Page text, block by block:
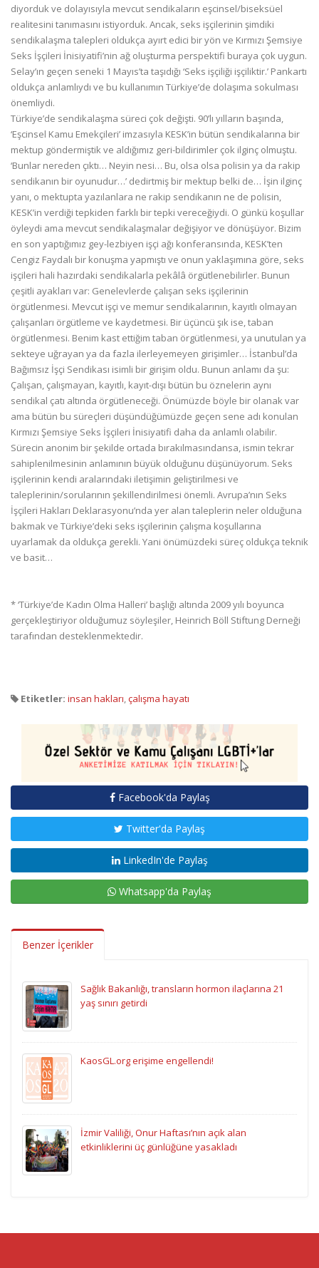
diyorduk ve dolayısıyla mevcut sendikaların eşcinsel/biseksüel
realitesini tanımasını istiyorduk. Ancak, seks işçilerinin şimdiki
sendikalaşma talepleri oldukça ayırt edici bir yön ve Kırmızı Şemsiye
Seks İşçileri İnisiyatifi’nin ağ oluşturma perspektifi buraya çok uygun.
Selay’ın geçen seneki 1 Mayıs’ta taşıdığı ‘Seks işçiliği işçiliktir.’ Pankartı
oldukça anlamlıydı ve bu kullanımın Türkiye’de dolaşıma sokulması
önemliydi.
Türkiye’de sendikalaşma süreci çok değişti. 90’lı yılların başında,
‘Eşcinsel Kamu Emekçileri’ imzasıyla KESK’in bütün sendikalarına bir
mektup göndermiştik ve aldığımız geri-bildirimler çok ilginç olmuştu.
‘Bunlar nereden çıktı… Neyin nesi… Bu, olsa olsa polisin ya da rakip
sendikanın bir oyunudur…’ dedirtmiş bir mektup belki de… İşin ilginç
yanı, o mektupta yazılanlara ne rakip sendikanın ne de polisin,
KESK’in verdiği tepkiden farklı bir tepki vereceğiydi. O günkü koşullar
öyleydi ama mevcut sendikalaşmalar değişiyor ve dönüşüyor. Bizim
en son yaptığımız gey-lezbiyen işçi ağı konferansında, KESK’ten
Cengiz Faydalı bir konuşma yapmıştı ve onun yaklaşımına göre, seks
işçileri hali hazırdaki sendikalarla pekâlâ örgütlenebilirler. Bunun
çeşitli ayakları var: Genelevlerde çalışan seks işçilerinin
örgütlenmesi. Mevcut işçi ve memur sendikalarının, kayıtlı olmayan
çalışanları örgütleme ve kaydetmesi. Bir üçüncü şık ise, taban
örgütlenmesi. Benim kast ettiğim taban örgütlenmesi, ya unutulan ya
sekteye uğrayan ya da fazla ilerleyemeyen girişimler… İstanbul’da
Bağımsız İşçi Sendikası isimli bir girişim oldu. Bunun anlamı da şu:
Çalışan, çalışmayan, kayıtlı, kayıt-dışı bütün bu öznelerin aynı
sendikal çatı altında örgütleneceği. Önümüzde böyle bir olanak var
ama bütün bu süreçleri düşündüğümüzde geçen sene adı konulan
Kırmızı Şemsiye Seks İşçileri İnisiyatifi daha da anlamlı olabilir.
Sürecin anonim bir şekilde ortada bırakılmasındansa, ismin tekrar
sahiplenilmesinin anlamının büyük olduğunu düşünüyorum. Seks
işçilerinin kendi aralarındaki iletişimin geliştirilmesi ve
taleplerinin/sorularının şekillendirilmesi önemli. Avrupa’nın Seks
İşçileri Hakları Deklarasyonu’nda yer alan taleplerin neler olduğuna
bakmak ve Türkiye’deki seks işçilerinin çalışma koşullarına
uyarlamak da oldukça gerekli. Yani önümüzdeki süreç oldukça teknik
ve basit…
* ‘Türkiye’de Kadın Olma Halleri’ başlığı altında 2009 yılı boyunca
gerçekleştiriyor olduğumuz söyleşiler, Heinrich Böll Stiftung Derneği
tarafından desteklenmektedir.
Etiketler: insan hakları,çalışma hayatı
Facebook'da Paylaş
Twitter'da Paylaş
LinkedIn'de Paylaş
Whatsapp'da Paylaş
Benzer İçerikler
Sağlık Bakanlığı, transların hormon ilaçlarına 21
yaş sınırı getirdi
KaosGL.org erişime engellendi!
İzmir Valiliği, Onur Haftası’nın açık alan
etkinliklerini üç günlüğüne yasakladı